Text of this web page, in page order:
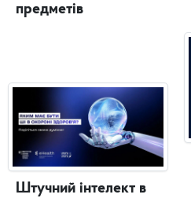
предметів
Штучний інтелект в